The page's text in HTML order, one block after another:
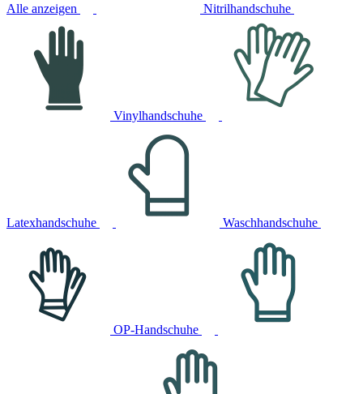
Alle anzeigen Nitrilhandschuhe
Vinylhandschuhe
Latexhandschuhe Waschhandschuhe
OP-Handschuhe